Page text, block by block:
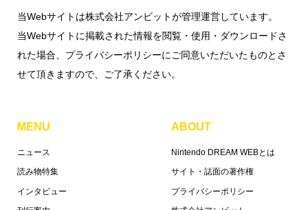
当Webサイトは株式会社アンビットが管理運営しています。
当Webサイトに掲載された情報を閲覧・使用・ダウンロードさ
れた場合、プライバシーポリシーにご同意いただいたものとさ
せて頂きますので、ご了承ください。
MENU
ニュース
読み物特集
インタビュー
ABOUT
Nintendo DREAM WEBとは
サイト・誌面の著作権
プライバシーポリシー